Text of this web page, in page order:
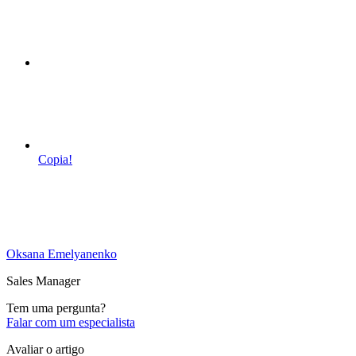
Copia!
Oksana Emelyanenko
Sales Manager
Tem uma pergunta?
Falar com um especialista
Avaliar o artigo